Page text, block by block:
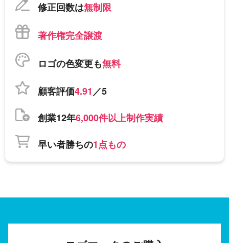
修正回数は無制限
著作権完全譲渡
ロゴの色変更も無料
顧客評価4.91／5
創業12年6,000件以上制作実績
早い者勝ちの1点もの